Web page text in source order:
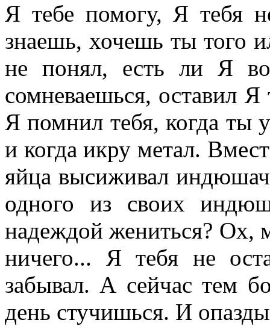
Я тебе помогу, Я тебя
знаешь, хочешь ты того
не понял, есть ли Я
сомневаешься, оставил
Я помнил тебя, когда ты
и когда икру метал.
яйца высиживал
одного из своих
надеждой жениться? Ох,
ничего... Я тебя не
забывал. А сейчас тем
день стучишься. И